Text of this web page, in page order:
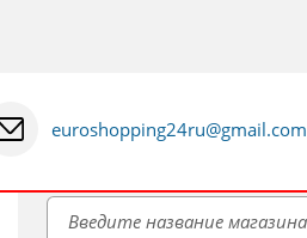
euroshopping24ru@gmail.com